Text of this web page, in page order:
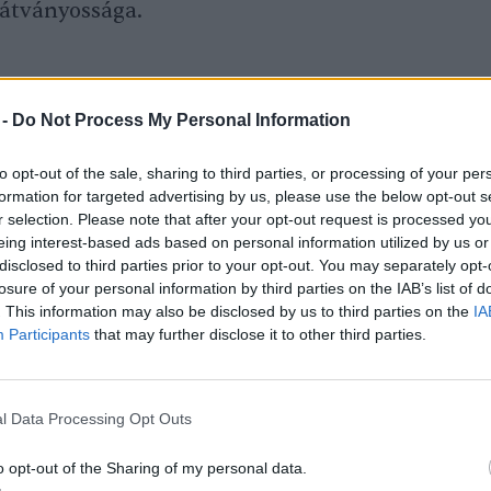
Do Not Process My Personal Information
opt-out of the sale, sharing to third parties, or processing of your
for targeted advertising by us, please use the below opt-out
selection. Please note that after your opt-out request is processed
interest-based ads based on personal information utilized by us
to third parties prior to your opt-out. You may separately
of your personal information by third parties on the IAB’s list of
This information may also be disclosed by us to third parties on the
Participants that may further disclose it to other third parties.
Data Processing Opt Outs
opt-out of the Sharing of my personal data.
vízesés alatt lévő Kariba-gátnál a világ
csak 15 százalékos a töltöttsége.
vízjárás esetén itt termelik meg
java részét, ez most azonban
tizedén dolgozik az erőmű,
a napokban azt mondta, veszélyesen
amikor teljesen fel kell hagyniuk az
a klímaváltozást okolják a Viktória-
része jelenleg így néz ki: